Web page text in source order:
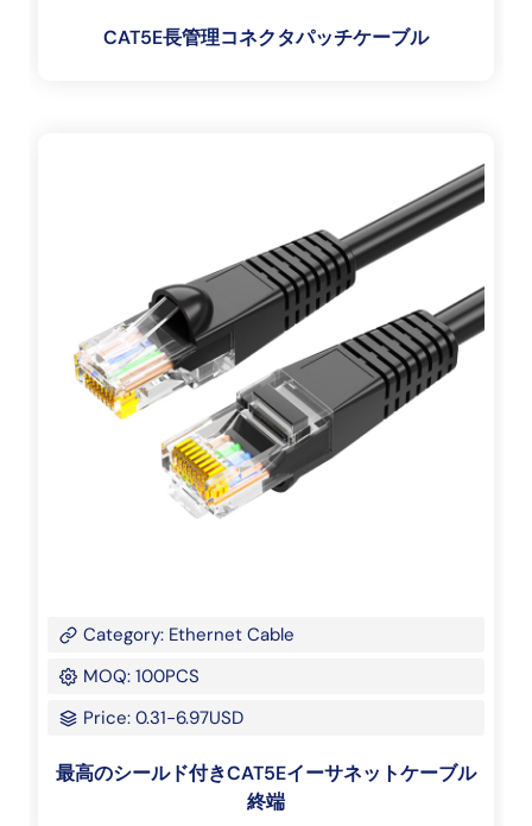
CAT5E長管理コネクタパッチケーブル
Category: Ethernet Cable
MOQ: 100PCS
Price: 0.31-6.97USD
最高のシールド付きCAT5Eイーサネットケーブル
終端